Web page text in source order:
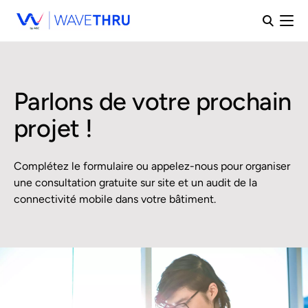
Parlons de votre prochain
projet !
Complétez le formulaire ou appelez-nous pour organiser
une consultation gratuite sur site et un audit de la
connectivité mobile dans votre bâtiment.